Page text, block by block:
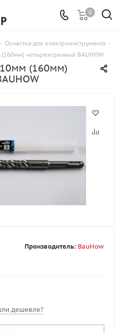
0
- Оснастка для электроинструмента -
четырехгранный BAUHOW
(160мм)
Производитель: BauHow
дешевле?